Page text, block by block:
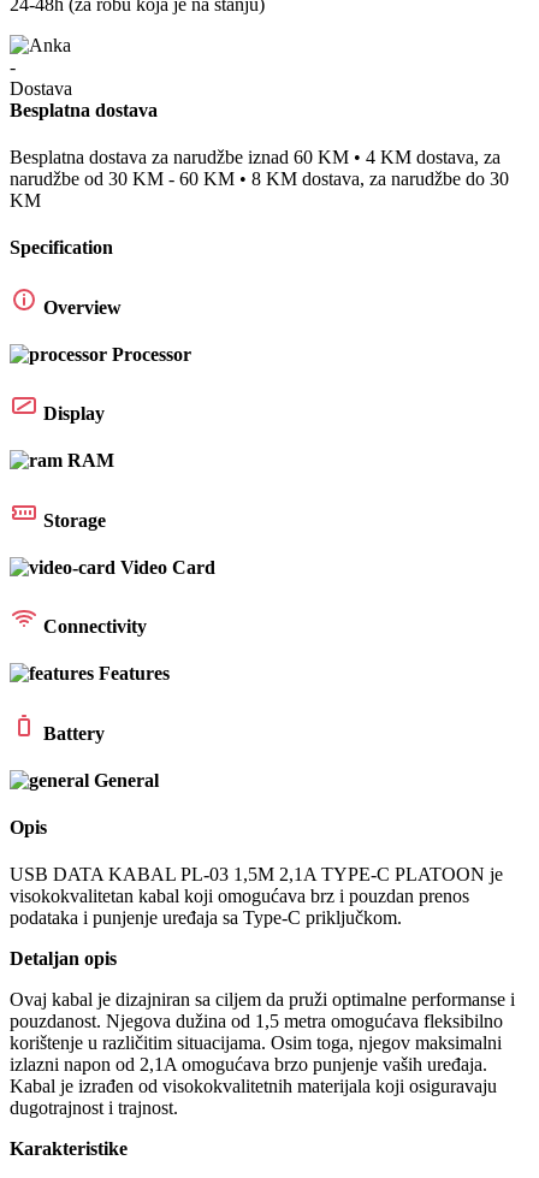
24-48h (za robu koja je na stanju)
Besplatna dostava
Besplatna dostava za narudžbe iznad 60 KM • 4 KM dostava, za
narudžbe od 30 KM - 60 KM • 8 KM dostava, za narudžbe do 30
KM
Specification
Overview
Processor
Display
RAM
Storage
Video Card
Connectivity
Features
Battery
General
Opis
USB DATA KABAL PL-03 1,5M 2,1A TYPE-C PLATOON je
visokokvalitetan kabal koji omogućava brz i pouzdan prenos
podataka i punjenje uređaja sa Type-C priključkom.
Detaljan opis
Ovaj kabal je dizajniran sa ciljem da pruži optimalne performanse i
pouzdanost. Njegova dužina od 1,5 metra omogućava fleksibilno
korištenje u različitim situacijama. Osim toga, njegov maksimalni
izlazni napon od 2,1A omogućava brzo punjenje vaših uređaja.
Kabal je izrađen od visokokvalitetnih materijala koji osiguravaju
dugotrajnost i trajnost.
Karakteristike